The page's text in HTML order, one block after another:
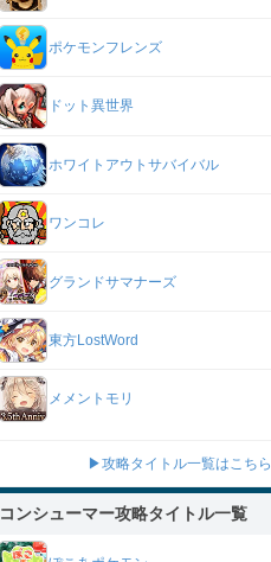
ポケモンフレンズ
ドット異世界
ホワイトアウトサバイバル
ワンコレ
グランドサマナーズ
東方LostWord
メメントモリ
▶攻略タイトル一覧はこちら
コンシューマー攻略タイトル一覧